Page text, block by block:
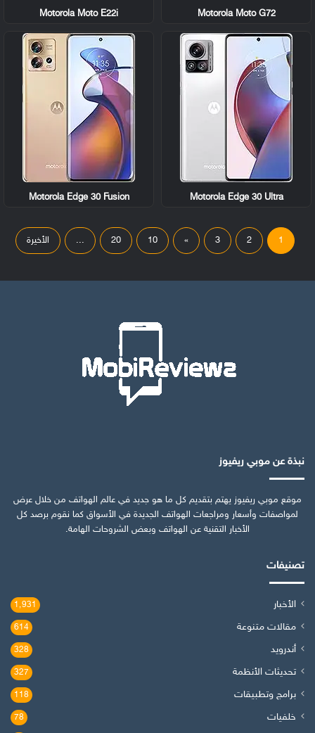
Motorola Moto G72
Motorola Moto E22i
Motorola Edge 30 Ultra
Motorola Edge 30 Fusion
1
2
3
»
10
20
... الأخيرة
نبذة عن موبي ريفيوز
موقع موبي ريفيوز يهتم بتقديم كل ما هو جديد في عالم الهواتف من خلال عرض
لمواصفات وأسعار ومراجعات الهواتف الجديدة في الأسواق كما نقوم برصد كل
الأخبار التقنية عن الهواتف وبعض الشروحات الهامة.
تصنيفات
الأخبار 1٬931
مقالات متنوعة 614
أندرويد 328
تحديثات الأنظمة 327
برامج وتطبيقات 118
خلفيات 78